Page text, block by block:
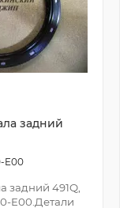
задний
E00
задний 491Q,
E00.Детали